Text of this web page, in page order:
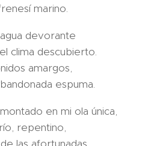
marino.
devorante
clima descubierto.
amargos,
espuma.
en mi ola única,
repentino,